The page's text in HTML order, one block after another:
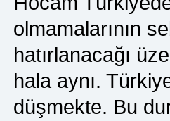
olmamalarının
hatırlanacağı
hala aynı.
düşmekte. Bu